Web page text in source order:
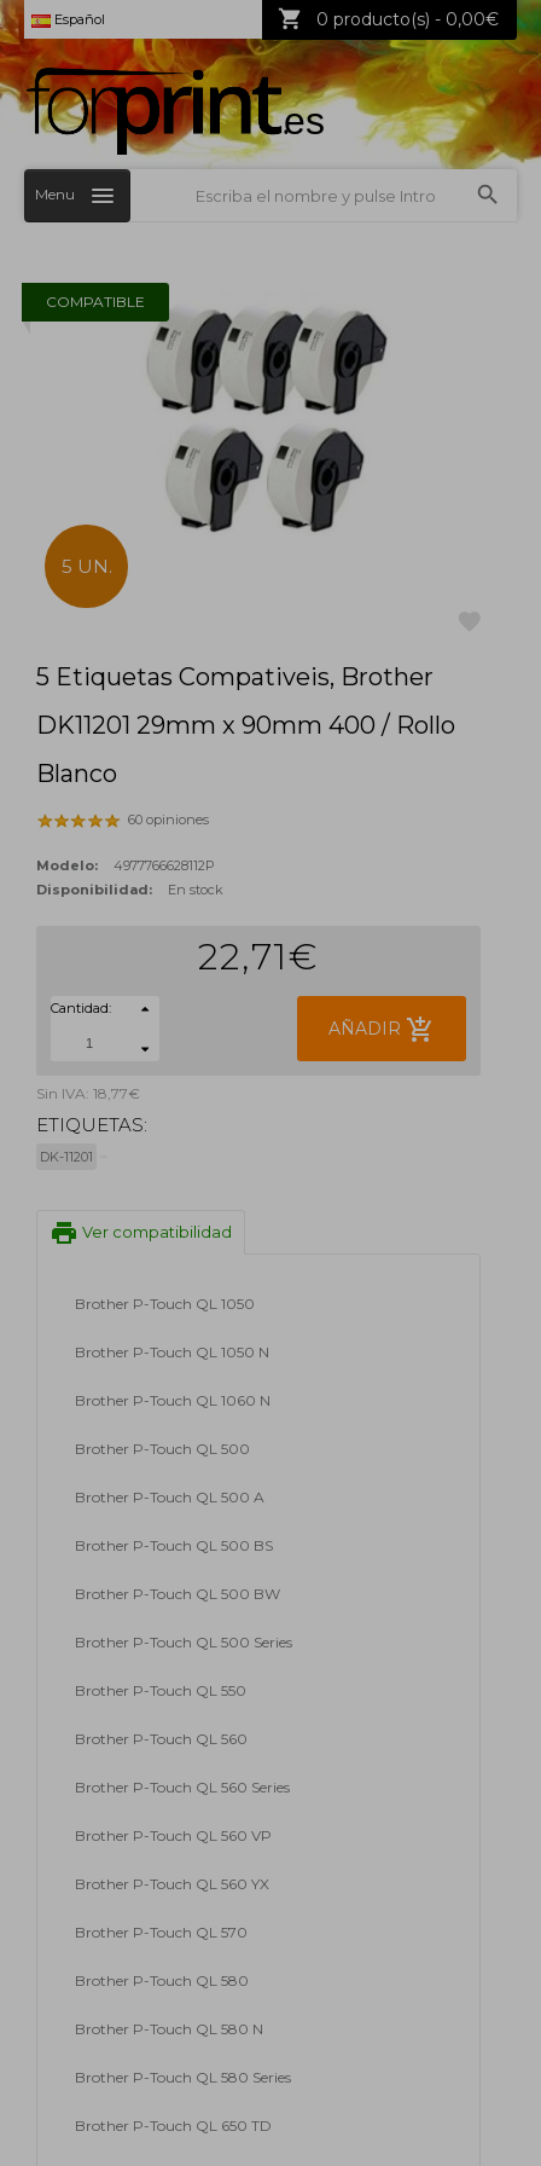
Español 0 producto(s) - 0,00€
Menu
COMPATIBLE
5 UN.
5 Etiquetas Compativeis, Brother
DK11201 29mm x 90mm 400 / Rollo
Blanco
60 opiniones
Modelo:
4977766628112P
Disponibilidad:
En stock
22,71€
Cantidad:
AÑADIR add_shopping_cart
Sin IVA: 18,77€
ETIQUETAS:
DK-11201
print Ver compatibilidad
Brother P-Touch QL 1050
Brother P-Touch QL 1050 N
Brother P-Touch QL 1060 N
Brother P-Touch QL 500
Brother P-Touch QL 500 A
Brother P-Touch QL 500 BS
Brother P-Touch QL 500 BW
Brother P-Touch QL 500 Series
Brother P-Touch QL 550
Brother P-Touch QL 560
Brother P-Touch QL 560 Series
Brother P-Touch QL 560 VP
Brother P-Touch QL 560 YX
Brother P-Touch QL 570
Brother P-Touch QL 580
Brother P-Touch QL 580 N
Brother P-Touch QL 580 Series
Brother P-Touch QL 650 TD